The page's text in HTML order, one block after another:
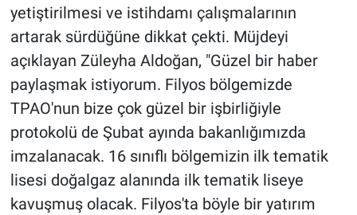
yetiştirilmesi ve istihdamı çalışmalarının
artarak sürdüğüne dikkat çekti. Müjdeyi
açıklayan Züleyha Aldoğan, "Güzel bir haber
paylaşmak istiyorum. Filyos bölgemizde
TPAO'nun bize çok güzel bir işbirliğiyle
protokolü de Şubat ayında bakanlığımızda
imzalanacak. 16 sınıflı bölgemizin ilk tematik
lisesi doğalgaz alanında ilk tematik liseye
kavuşmuş olacak. Filyos'ta böyle bir yatırım